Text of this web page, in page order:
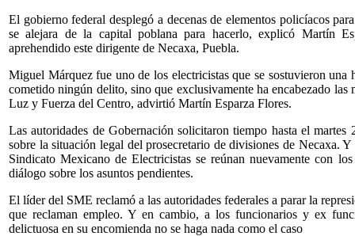
El gobierno federal desplegó a decenas de elementos policíacos
se alejara de la capital poblana para hacerlo, explicó Martín
aprehendido este dirigente de Necaxa, Puebla.
Miguel Márquez fue uno de los electricistas que se sostuvieron una
cometido ningún delito, sino que exclusivamente ha encabezado
Luz y Fuerza del Centro, advirtió Martín Esparza Flores.
Las autoridades de Gobernación solicitaron tiempo hasta el
sobre la situación legal del prosecretario de divisiones de Necaxa.
Sindicato Mexicano de Electricistas se reúnan nuevamente con
diálogo sobre los asuntos pendientes.
El líder del SME reclamó a las autoridades federales a parar la
que reclaman empleo. Y en cambio, a los funcionarios y ex
delictuosa en su encomienda no se haga nada como el caso